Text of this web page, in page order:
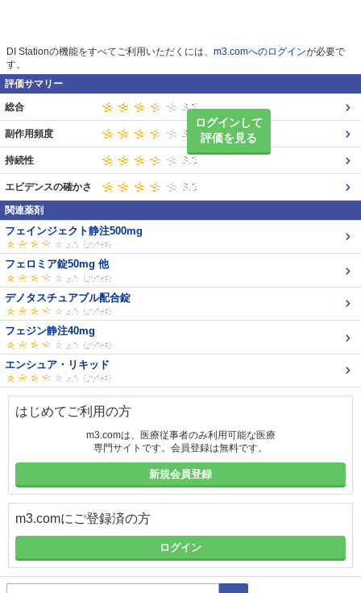
DI Stationの機能をすべてご利用いただくには、 m3.comへのログインが必要で
す。
評価サマリー
ログインして
評価を見る
総合
副作用頻度
持続性
エビデンスの確かさ
関連薬剤
フェインジェクト静注500mg
フェロミア錠50mg 他
デノタスチュアブル配合錠
フェジン静注40mg
エンシュア・リキッド
はじめてご利用の方
m3.comは、医療従事者のみ利用可能な医療
専門サイトです。会員登録は無料です。
新規会員登録
m3.comにご登録済の方
ログイン